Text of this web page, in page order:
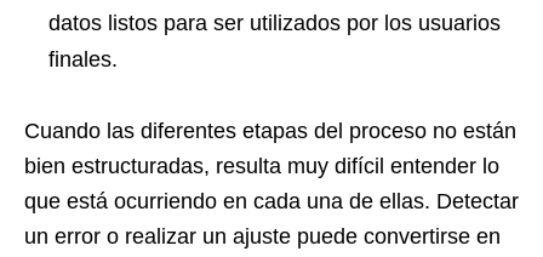
datos listos para ser utilizados por los usuarios
finales.
Cuando las diferentes etapas del proceso no están
bien estructuradas, resulta muy difícil entender lo
que está ocurriendo en cada una de ellas. Detectar
un error o realizar un ajuste puede convertirse en